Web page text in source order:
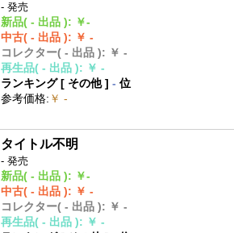
- 発売
新品( - 出品 ): ￥-
中古( - 出品 ): ￥ -
コレクター( - 出品 ): ￥ -
再生品( - 出品 ): ￥ -
ランキング [ その他]- 位
参考価格: ￥ -
タイトル不明
- 発売
新品( - 出品 ): ￥-
中古( - 出品 ): ￥ -
コレクター( - 出品 ): ￥ -
再生品( - 出品 ): ￥ -